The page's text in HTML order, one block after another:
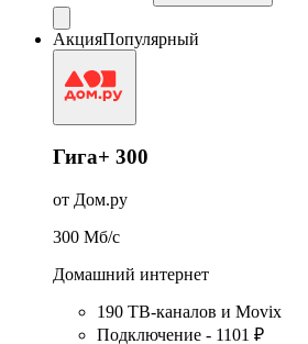
АкцияПопулярный
Гига+ 300
от Дом.ру
300 Мб/c
Домашний интернет
190 ТВ-каналов и Movix
Подключение - 1101 ₽